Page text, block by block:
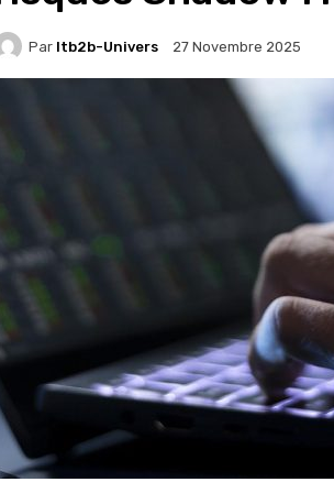
Par Itb2b-Univers 27 Novembre 2025